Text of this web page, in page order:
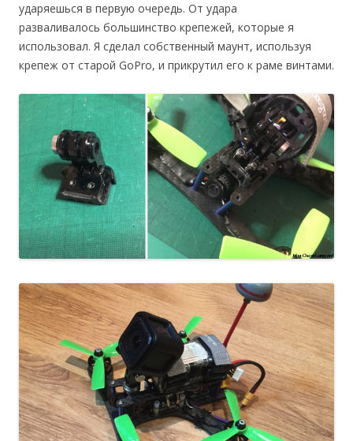
ударяешься в первую очередь. От удара
разваливалось большинство крепежей, которые я
использовал. Я сделал собственный маунт, используя
крепеж от старой GoPro, и прикрутил его к раме винтами.